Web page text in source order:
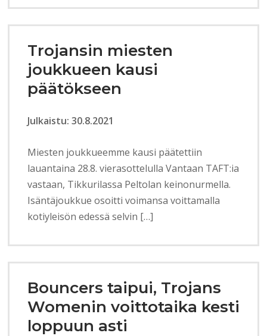
Trojansin miesten
joukkueen kausi
päätökseen
Julkaistu: 30.8.2021
Miesten joukkueemme kausi päätettiin
lauantaina 28.8. vierasottelulla Vantaan TAFT:ia
vastaan, Tikkurilassa Peltolan keinonurmella.
Isäntäjoukkue osoitti voimansa voittamalla
kotiyleisön edessä selvin […]
Bouncers taipui, Trojans
Womenin voittotaika kesti
loppuun asti